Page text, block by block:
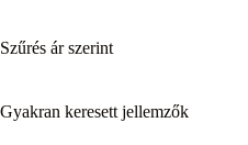
Szűrés ár szerint
Gyakran keresett jellemzők